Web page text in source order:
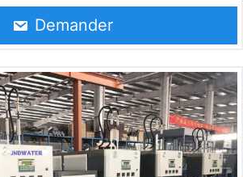
technologie de chauffage infrarouge
pression, il sert de composant
Conçu pour la durabilité et
ce système garantit une qualité
pour les applications
échelle.
Demander